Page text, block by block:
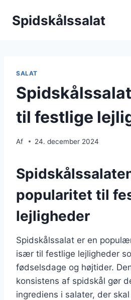
Spidskålssalat
SALAT
til festlige
Af 24. december 2024
popularitet til
lejligheder
Spidskålssalat er en
især til festlige lejligheder
fødselsdage og højtider.
konsistens af spidskål gør
ingrediens i salater, der